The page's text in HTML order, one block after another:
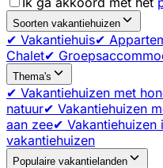
Soorten vakantiehuizen
✔ Vakantiehuis✔
Chalet✔
Thema's
✔ Vakantiehuizen met
natuur✔ Vakantiehuizen
aan zee✔ Vakantiehuizen
vakantiehuizen
Populaire vakantielanden